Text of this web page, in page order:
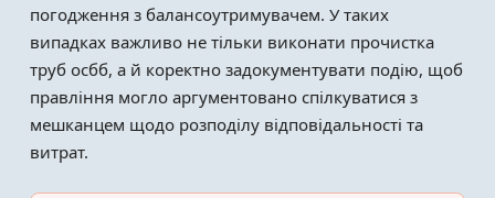
погодження з балансоутримувачем. У таких
випадках важливо не тільки виконати прочистка
труб осбб, а й коректно задокументувати подію, щоб
правління могло аргументовано спілкуватися з
мешканцем щодо розподілу відповідальності та
витрат.